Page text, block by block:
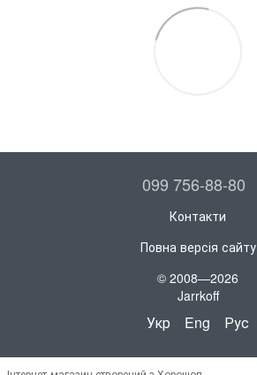
099 756-88-80
Контакти
Повна версія сайту
© 2008—2026
Jarrkoff
Укр Eng Рус